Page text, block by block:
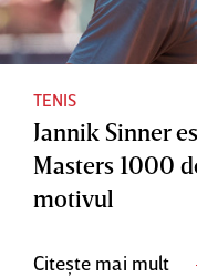
TENIS
Jannik Sinner
Masters 1000
motivul
Citește mai mult